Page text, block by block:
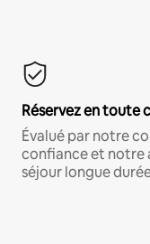
Réservez en toute
Évalué par notre
confiance et notre
séjour longue